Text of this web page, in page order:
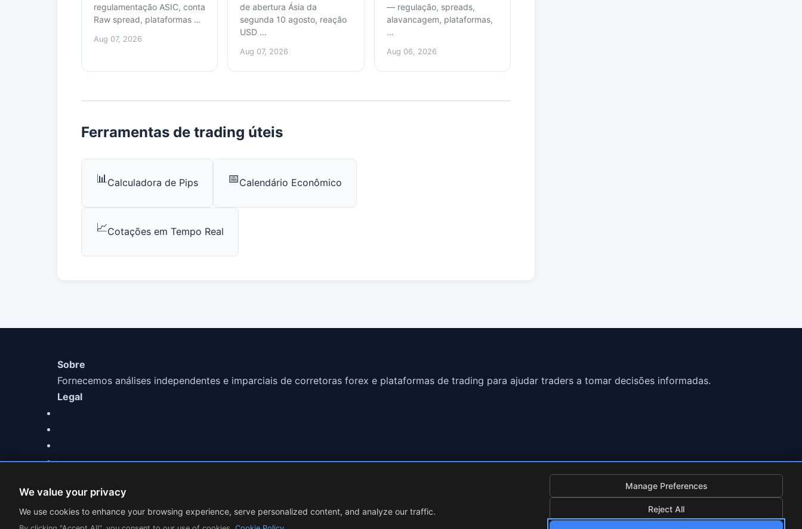
regulamentação ASIC, conta
Raw spread, plataformas …
Aug 07, 2026
de abertura Ásia da
segunda 10 agosto, reação
USD …
Aug 07, 2026
— regulação, spreads,
alavancagem, plataformas,
…
Aug 06, 2026
Ferramentas de trading úteis
📊 Calculadora de Pips 📅Calendário Econômico
📈Cotações em Tempo Real
We value your privacy
We use cookies to enhance your browsing experience, serve personalized content, and analyze our traffic.
Manage Preferences
Reject All
Sobre
Fornecemos análises independentes e imparciais de corretoras forex e plataformas de trading para ajudar traders a tomar decisões informadas.
Legal